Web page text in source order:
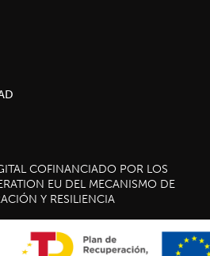
COFINANCIADO POR LOS
EU DEL MECANISMO DE
Y RESILIENCIA